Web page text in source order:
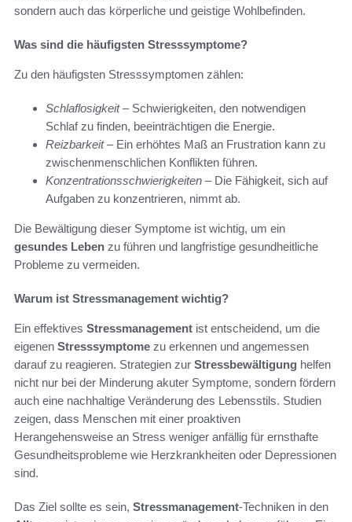
sondern auch das körperliche und geistige Wohlbefinden.
Was sind die häufigsten Stresssymptome?
Zu den häufigsten Stresssymptomen zählen:
Schlaflosigkeit– Schwierigkeiten, den notwendigen
Schlaf zu finden, beeinträchtigen die Energie.
Reizbarkeit– Ein erhöhtes Maß an Frustration kann zu
zwischenmenschlichen Konflikten führen.
Konzentrationsschwierigkeiten – Die Fähigkeit, sich auf
Aufgaben zu konzentrieren, nimmt ab.
Die Bewältigung dieser Symptome ist wichtig, um ein
gesundes Leben zu führen und langfristige gesundheitliche
Probleme zu vermeiden.
Warum ist Stressmanagement wichtig?
Ein effektives Stressmanagement ist entscheidend, um die
eigenen Stresssymptome zu erkennen und angemessen
darauf zu reagieren. Strategien zur Stressbewältigung helfen
nicht nur bei der Minderung akuter Symptome, sondern fördern
auch eine nachhaltige Veränderung des Lebensstils. Studien
zeigen, dass Menschen mit einer proaktiven
Herangehensweise an Stress weniger anfällig für ernsthafte
Gesundheitsprobleme wie Herzkrankheiten oder Depressionen
sind.
Das Ziel sollte es sein, Stressmanagement-Techniken in den